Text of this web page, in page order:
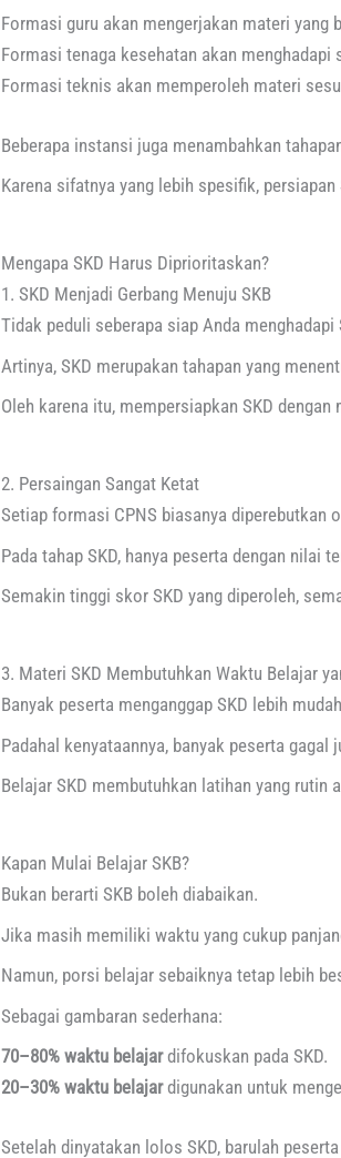
Formasi guru akan mengerjakan materi yang
Formasi tenaga kesehatan akan
Formasi teknis akan memperoleh materi
Beberapa instansi juga menambahkan
Karena sifatnya yang lebih spesifik,
Mengapa SKD Harus Diprioritaskan?
1. SKD Menjadi Gerbang Menuju SKB
Tidak peduli seberapa siap Anda
Artinya, SKD merupakan tahapan yang
Oleh karena itu, mempersiapkan SKD
2. Persaingan Sangat Ketat
Setiap formasi CPNS biasanya diperebutkan
Pada tahap SKD, hanya peserta dengan nilai
Semakin tinggi skor SKD yang diperoleh,
3. Materi SKD Membutuhkan Waktu Belajar
Banyak peserta menganggap SKD lebih
Padahal kenyataannya, banyak peserta
Belajar SKD membutuhkan latihan yang
Kapan Mulai Belajar SKB?
Bukan berarti SKB boleh diabaikan.
Jika masih memiliki waktu yang cukup
Namun, porsi belajar sebaiknya tetap lebih
Sebagai gambaran sederhana:
70–80% waktu belajardifokuskan pada SKD.
20–30% waktu belajardigunakan untuk
Setelah dinyatakan lolos SKD, barulah